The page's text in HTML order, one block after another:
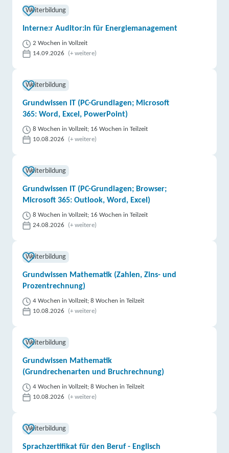
Weiterbildung
Interne:r Auditor:in für Energiemanagement
2 Wochen in Vollzeit
14.09.2026
(+ weitere)
Weiterbildung
Grundwissen IT (PC-Grundlagen; Microsoft
365: Word, Excel, PowerPoint)
8 Wochen in Vollzeit; 16 Wochen in Teilzeit
10.08.2026
(+ weitere)
Weiterbildung
Grundwissen IT (PC-Grundlagen; Browser;
Microsoft 365: Outlook, Word, Excel)
8 Wochen in Vollzeit; 16 Wochen in Teilzeit
24.08.2026
(+ weitere)
Weiterbildung
Grundwissen Mathematik (Zahlen, Zins- und
Prozentrechnung)
4 Wochen in Vollzeit; 8 Wochen in Teilzeit
10.08.2026
(+ weitere)
Weiterbildung
Grundwissen Mathematik
(Grundrechenarten und Bruchrechnung)
4 Wochen in Vollzeit; 8 Wochen in Teilzeit
10.08.2026
(+ weitere)
Weiterbildung
Sprachzertifikat für den Beruf - Englisch